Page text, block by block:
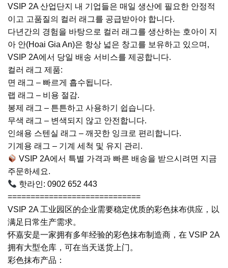
VSIP 2A 산업단지 내 기업들은 매일 생산에 필요한 안정적
이고 고품질의 컬러 래그를 공급받아야 합니다.
다년간의 경험을 바탕으로 컬러 래그를 생산하는 호아이 지
아 안(Hoai Gia An)은 항상 넓은 창고를 보유하고 있으며,
VSIP 2A에서 당일 배송 서비스를 제공합니다.
컬러 래그 제품:
면 래그 – 빠르게 흡수됩니다.
랩 래그 – 비용 절감.
봉제 래그 – 튼튼하고 사용하기 쉽습니다.
무색 래그 – 변색되지 않고 안전합니다.
인쇄용 스텐실 래그 – 깨끗한 잉크로 편리합니다.
기계용 래그 – 기계 세척 및 유지 관리.
VSIP 2A에서 특별 가격과 빠른 배송을 받으시려면 지금
주문하세요.
핫라인: 0902 652 443
=============================
VSIP 2A 工业园区的企业需要稳定优质的彩色抹布供应，以
满足日常生产需求。
怀嘉安是一家拥有多年经验的彩色抹布制造商，在 VSIP 2A
拥有大型仓库，可在当天送货上门。
彩色抹布产品：